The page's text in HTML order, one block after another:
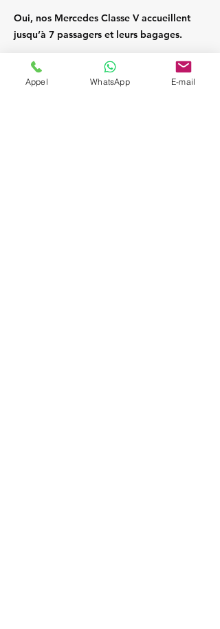
Oui, nos Mercedes Classe V accueillent
jusqu’à 7 passagers et leurs bagages.
Appel WhatsApp E-mail